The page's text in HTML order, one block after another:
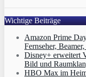
Wichtige Beiträge
Amazon Prime
Fernseher,
Disney+ erweitert
Bild und
HBO Max im